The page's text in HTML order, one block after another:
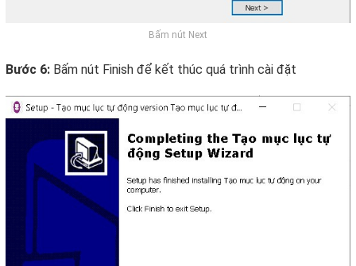
Bấm nút Next
Bước 6: Bấm nút Finish để kết thúc quá trình cài đặt